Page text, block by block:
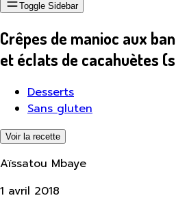
Toggle Sidebar
Crêpes de manioc aux
et éclats de cacahuètes
Desserts
Sans gluten
Voir la recette
Aïssatou Mbaye
1 avril 2018